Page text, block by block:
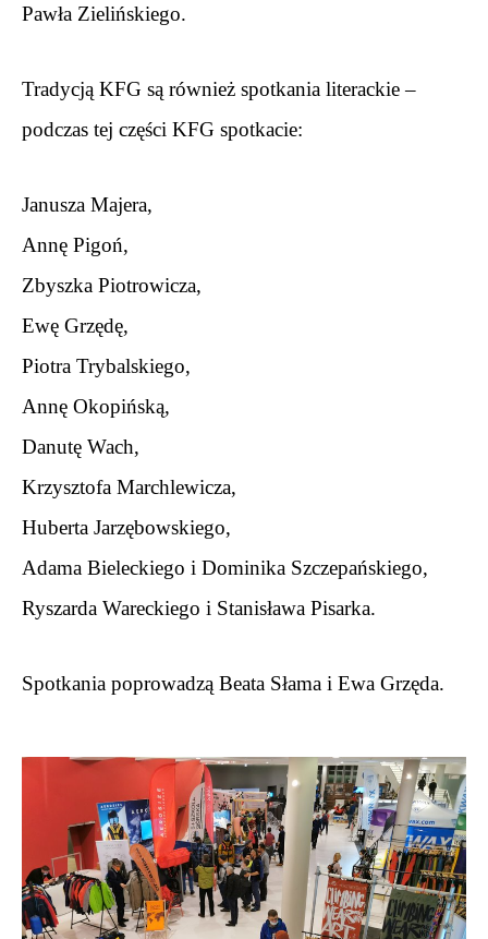
Pawła Zielińskiego.
Tradycją KFG są również spotkania literackie –
podczas tej części KFG spotkacie:
Janusza Majera,
Annę Pigoń,
Zbyszka Piotrowicza,
Ewę Grzędę,
Piotra Trybalskiego,
Annę Okopińską,
Danutę Wach,
Krzysztofa Marchlewicza,
Huberta Jarzębowskiego,
Adama Bieleckiego i Dominika Szczepańskiego,
Ryszarda Wareckiego i Stanisława Pisarka.
Spotkania poprowadzą Beata Słama i Ewa Grzęda.